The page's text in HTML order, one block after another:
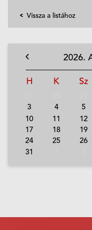
Vissza a listához
2026.
H K Sz
3
4 5
10
11 12
17
18 19
24
25 26
31